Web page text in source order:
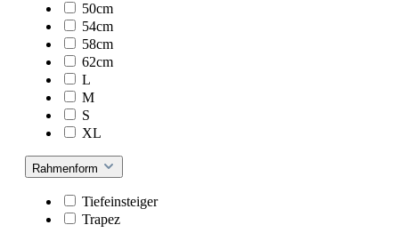
50cm
54cm
58cm
62cm
L
M
S
XL
Rahmenform
Tiefeinsteiger
Trapez